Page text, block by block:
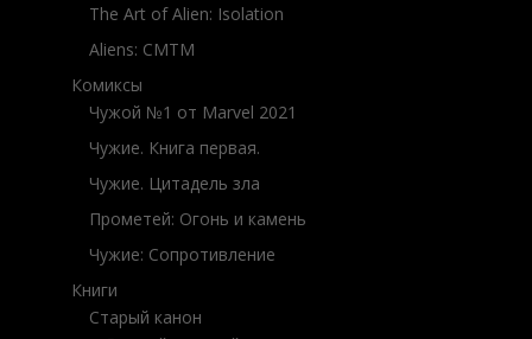
The Art ofAlien: Isolation
Aliens: CMTM
Комиксы
Чужой №1 от Marvel 2021
Чужие. Книга первая.
Чужие. Цитадель зла
Прометей: Огонь и камень
Чужие: Сопротивление
Книги
Старый канон